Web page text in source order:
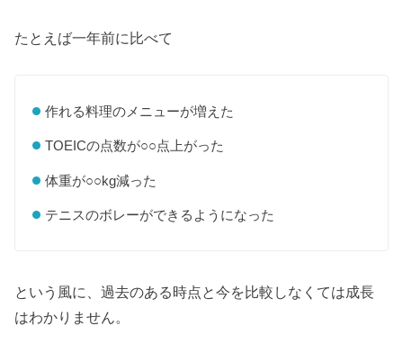
たとえば一年前に比べて
作れる料理のメニューが増えた
TOEICの点数が○○点上がった
体重が○○kg減った
テニスのボレーができるようになった
という風に、過去のある時点と今を比較しなくては成長
はわかりません。